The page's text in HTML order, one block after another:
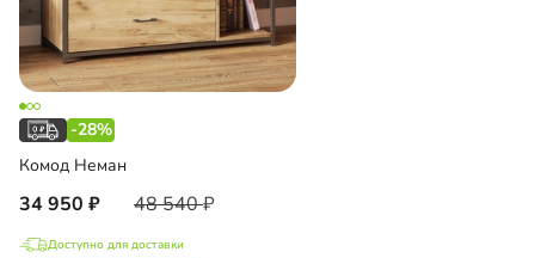
-28%
Комод Неман
34 950 48 540
Доступно для доставки